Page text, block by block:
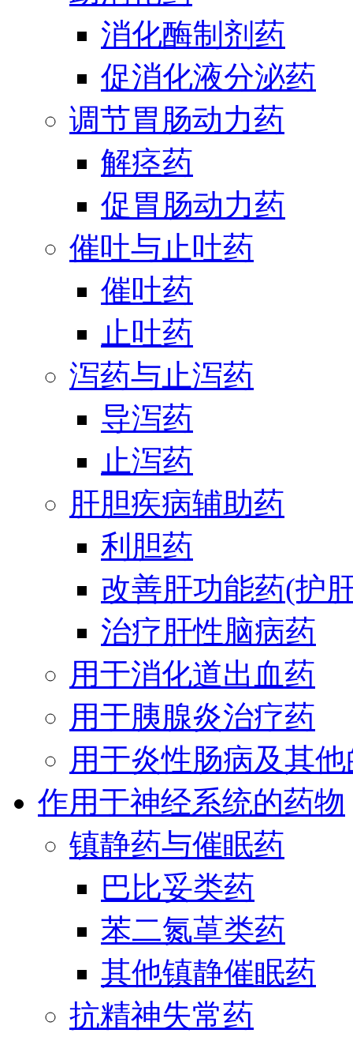
消化酶制剂药
促消化液分泌药
调节胃肠动力药
解痉药
促胃肠动力药
催吐与止吐药
催吐药
止吐药
泻药与止泻药
导泻药
止泻药
肝胆疾病辅助药
利胆药
改善肝功能药(护
治疗肝性脑病药
用于消化道出血药
用于胰腺炎治疗药
用于炎性肠病及其
作用于神经系统的药物
镇静药与催眠药
巴比妥类药
苯二氮䓬类药
其他镇静催眠药
抗精神失常药